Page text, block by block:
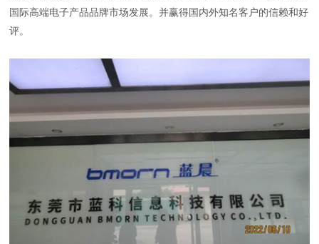
国际高端电子产品品牌市场发展。并赢得国内外知名客户的信赖和好
评。